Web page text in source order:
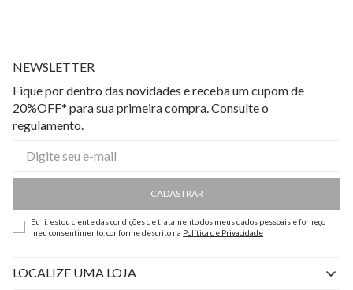
NEWSLETTER
Fique por dentro das novidades e receba um cupom de
20%OFF* para sua primeira compra. Consulte o
regulamento.
CADASTRAR
Eu li, estou ciente das condições de tratamento dos meus dados pessoais e forneço
meu consentimento, conforme descrito na Política de Privacidade
LOCALIZE UMA LOJA